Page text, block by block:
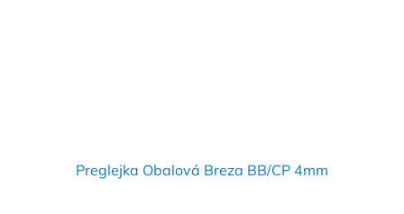
Preglejka Obalová Breza BB/CP 4mm